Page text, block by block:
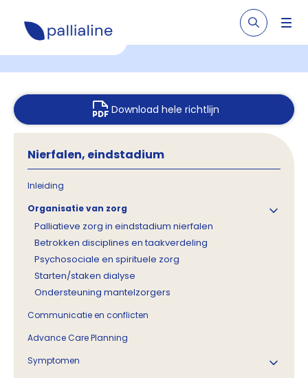
Download hele richtlijn
Nierfalen, eindstadium
Inleiding
Organisatie van zorg
Palliatieve zorg in eindstadium nierfalen
Betrokken disciplines en taakverdeling
Psychosociale en spirituele zorg
Starten/staken dialyse
Ondersteuning mantelzorgers
Communicatie en conflicten
Advance Care Planning
Symptomen